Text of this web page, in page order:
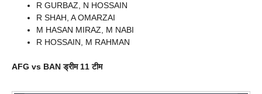
R GURBAZ, N HOSSAIN
R SHAH, A OMARZAI
M HASAN MIRAZ, M NABI
R HOSSAIN, M RAHMAN
AFG vs BANड्रीम 11 टीम